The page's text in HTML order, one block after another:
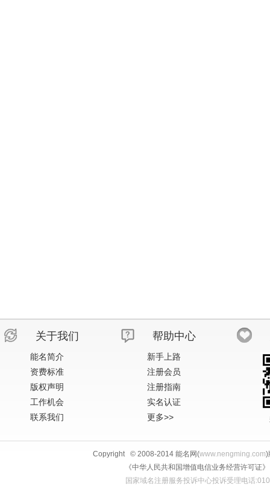
关于我们
能名简介
资费标准
版权声明
工作机会
联系我们
帮助中心
新手上路
注册会员
注册指南
实名认证
更多>>
Copyright © 2008-2014 能名网(www.nengming.com)
《中华人民共和国增值电信业务经营许可
国家域名注册服务投诉中心投诉受理电话